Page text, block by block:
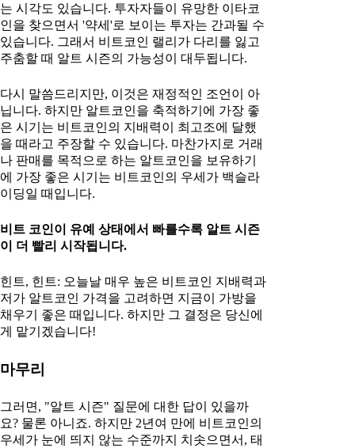
는 시각도 있습니다. 투자자들이 유망한 이타코
인을 찾으면서 '약세'로 보이는 투자는 간과될 수
있습니다. 그래서 비트코인 랠리가 다리를 잃고
주춤할 때 알트 시즌의 가능성이 대두됩니다.
다시 말씀드리지만, 이것은 재정적인 조언이 아
닙니다. 하지만 알트코인을 축적하기에 가장 좋
은 시기는 비트코인의 지배력이 최고조에 달했
을 때라고 주장할 수 있습니다. 마찬가지로 거래
나 판매를 목적으로 하는 알트코인을 보유하기
에 가장 좋은 시기는 비트코인의 우세가 백슬라
이딩일 때입니다.
비트 코인이 유예 상태에서 빠를수록 알트 시즌
이 더 빨리 시작됩니다.
힌트, 힌트: 오늘날 매우 높은 비트코인 지배력과
저가 알트코인 가격을 고려하면 지금이 가방을
채우기 좋은 때입니다. 하지만 그 결정은 당신에
게 맡기겠습니다!
마무리
그러면, "알트 시즌" 질문에 대한 답이 있을까
요? 물론 아니죠. 하지만 2년여 만에 비트코인의
우세가 눈에 띄지 않는 수준까지 치솟으면서, 태